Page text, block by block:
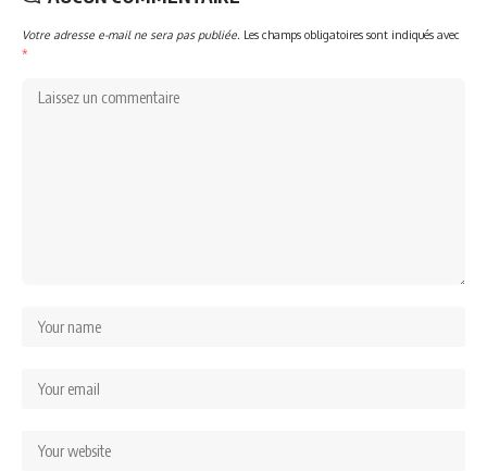
Votre adresse e-mail ne sera pas publiée. Les champs obligatoires sont indiqués avec
*